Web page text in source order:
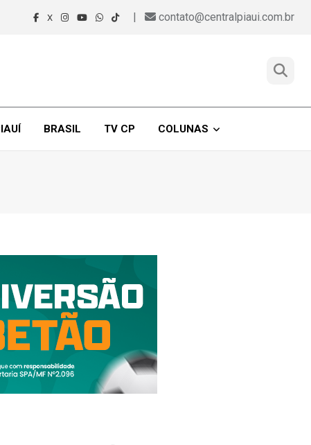
X | contato@centralpiaui.com.br
BRASIL TV CP COLUNAS